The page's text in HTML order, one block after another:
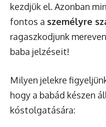
kezdjük el. Azonban
fontos a személyre
ragaszkodjunk
baba jelzéseit!
Milyen jelekre
hogy a babád készen
kóstolgatására: